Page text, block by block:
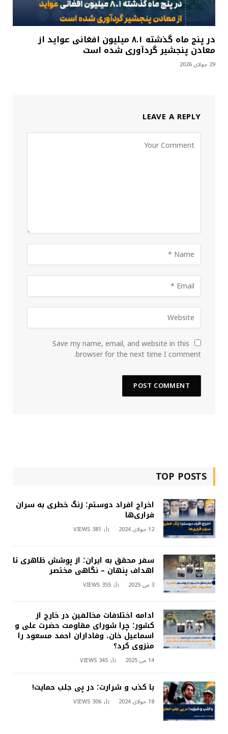
در پنج ماه گذشته ۸.۱ میلیون افغانی عواید از
معادن پنجشیر گردآوری شده است
29 جولای 2026
LEAVE A REPLY
Save my name, email, and website in this
browser for the next time I comment.
TOP POSTS
اخراج افراد دوستم؛ زنگ خطری به سران
فراری‌ها
12 جولای 2024 381
VIEWS
سفر محقق به ایران؛ از پوشش ظاهری تا
اهداف پنهان – نگاهی مختصر
3 می 2025 355
VIEWS
ادامه اختلافات مخالفین در خارج از
کشور؛ چرا شورای مقاومت حضرت علی و
اسماعیل خان، وفاداران احمد مسعود را
منزوی کرد؟
14 می 2025 345
VIEWS
با کذب و شرارت؛ در پی جلب حمایت!
18 جولای 2024 306
VIEWS